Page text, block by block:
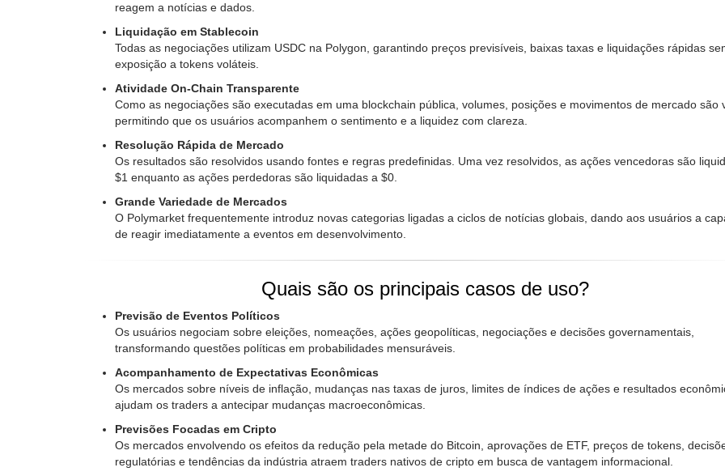
reagem a notícias e dados.
Liquidação em Stablecoin
Todas as negociações utilizam USDC na Polygon, garantindo preços previsíveis, baixas taxas e liquidações rápidas
exposição a tokens voláteis.
Atividade On-Chain Transparente
Como as negociações são executadas em uma blockchain pública, volumes, posições e movimentos de mercado são
permitindo que os usuários acompanhem o sentimento e a liquidez com clareza.
Resolução Rápida de Mercado
Os resultados são resolvidos usando fontes e regras predefinidas. Uma vez resolvidos, as ações vencedoras são
$1 enquanto as ações perdedoras são liquidadas a $0.
Grande Variedade de Mercados
O Polymarket frequentemente introduz novas categorias ligadas a ciclos de notícias globais, dando aos usuários a
de reagir imediatamente a eventos em desenvolvimento.
Quais são os principais casos de uso?
Previsão de Eventos Políticos
Os usuários negociam sobre eleições, nomeações, ações geopolíticas, negociações e decisões governamentais,
transformando questões políticas em probabilidades mensuráveis.
Acompanhamento de Expectativas Econômicas
Os mercados sobre níveis de inflação, mudanças nas taxas de juros, limites de índices de ações e resultados
ajudam os traders a antecipar mudanças macroeconômicas.
Previsões Focadas em Cripto
Os mercados envolvendo os efeitos da redução pela metade do Bitcoin, aprovações de ETF, preços de tokens,
regulatórias e tendências da indústria atraem traders nativos de cripto em busca de vantagem informacional.